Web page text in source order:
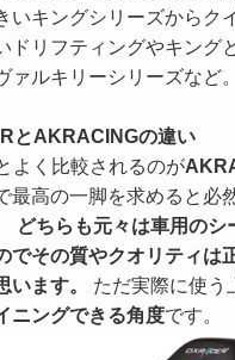
いキングシリーズからク
ドリフティングやキング
ァルキリーシリーズなど
とAKRACINGの違い
よく比較されるのが
最高の一脚を求めると必
どちらも元々は車用のシ
でその質やクオリティは
います。
ただ実際に使う
ニングできる角度です。